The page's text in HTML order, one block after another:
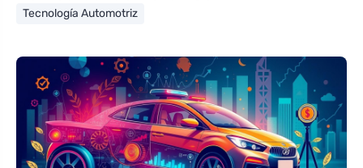
Tecnología Automotriz